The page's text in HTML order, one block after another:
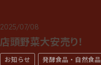
2025/07/08
店頭野菜大安売り！
お知らせ 発酵食品・自然食品